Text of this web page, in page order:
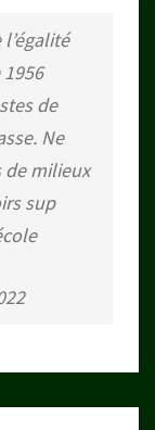
de
Ne
de milieux
sup